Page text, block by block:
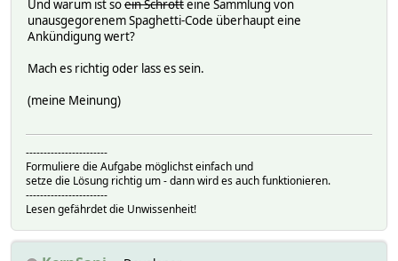
Und warum ist soein Schrotteine Sammlung von
unausgegorenem Spaghetti-Code überhaupt eine
Ankündigung wert?
Mach es richtig oder lass es sein.
(meine Meinung)
-----------------------
Formuliere die Aufgabe möglichst einfach und
setze die Lösung richtig um - dann wird es auch funktionieren.
-----------------------
Lesen gefährdet die Unwissenheit!